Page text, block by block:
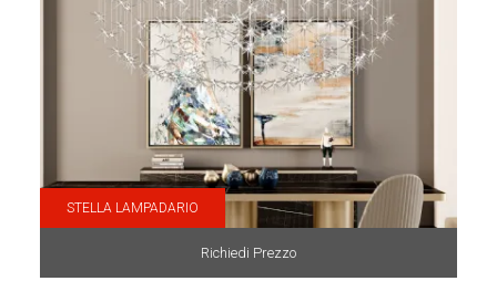
STELLA LAMPADARIO
Richiedi Prezzo